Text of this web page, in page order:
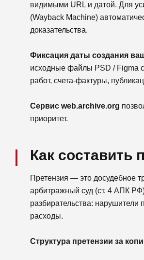
видимыми URL и датой. Для
(Wayback Machine)
доказательства.
Фиксация даты создания
исходные файлы PSD / Figma
работ, счета-фактуры,
Сервис web.archive.org
приоритет.
Как составить
Претензия — это досудебное
арбитражный суд (ст. 4 АПК
разбирательства: нарушители
расходы.
Структура претензии за